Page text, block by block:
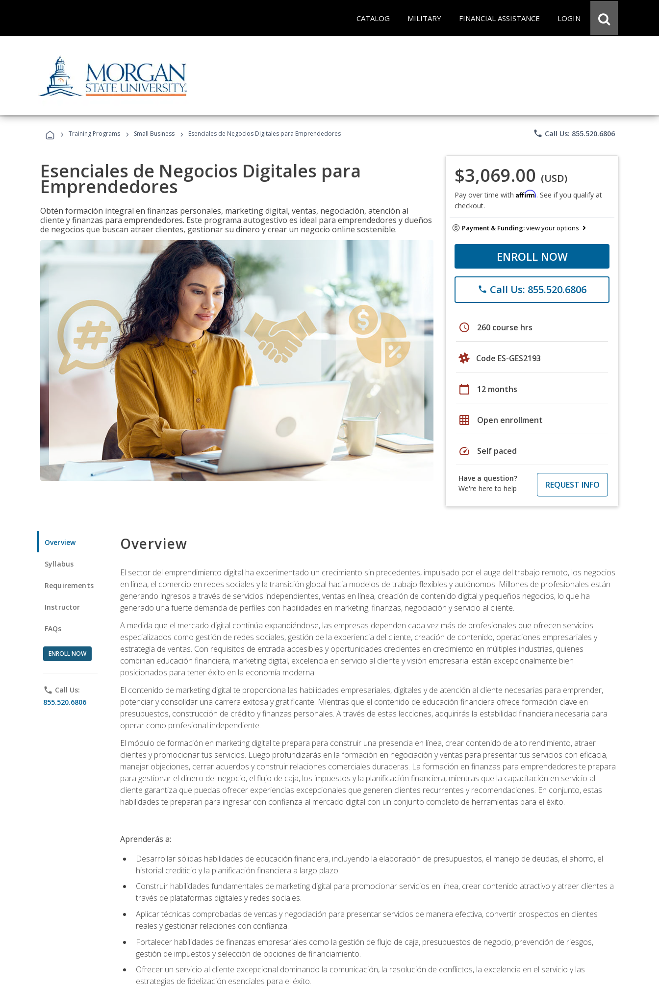
CATALOG MILITARY FINANCIAL ASSISTANCE LOGIN
› Training Programs › Small Business › Esenciales de Negocios Digitales para Emprendedores phone Call Us: 855.520.6806
Esenciales de Negocios Digitales para
Emprendedores
Obtén formación integral en finanzas personales, marketing digital, ventas, negociación, atención al
cliente y finanzas para emprendedores. Este programa autogestivo es ideal para emprendedores y dueños
de negocios que buscan atraer clientes, gestionar su dinero y crear un negocio online sostenible.
$3,069.00 (USD)
Pay over time with Affirm. See if you qualify at
checkout.
Payment & Funding:view your options
ENROLL NOW
phone Call Us: 855.520.6806
schedule 260 course hrs
Code ES-GES2193
calendar_today 12 months
grid_on Open enrollment
speed Self paced
Have a question?
We're here to help
REQUEST INFO
Overview
Syllabus
Requirements
Instructor
FAQs
ENROLL NOW
phone Call Us:
855.520.6806
Overview
El sector del emprendimiento digital ha experimentado un crecimiento sin precedentes, impulsado por el auge del trabajo remoto, los negocios
en línea, el comercio en redes sociales y la transición global hacia modelos de trabajo flexibles y autónomos. Millones de profesionales están
generando ingresos a través de servicios independientes, ventas en línea, creación de contenido digital y pequeños negocios, lo que ha
generado una fuerte demanda de perfiles con habilidades en marketing, finanzas, negociación y servicio al cliente.
A medida que el mercado digital continúa expandiéndose, las empresas dependen cada vez más de profesionales que ofrecen servicios
especializados como gestión de redes sociales, gestión de la experiencia del cliente, creación de contenido, operaciones empresariales y
estrategia de ventas. Con requisitos de entrada accesibles y oportunidades crecientes en crecimiento en múltiples industrias, quienes
combinan educación financiera, marketing digital, excelencia en servicio al cliente y visión empresarial están excepcionalmente bien
posicionados para tener éxito en la economía moderna.
El contenido de marketing digital te proporciona las habilidades empresariales, digitales y de atención al cliente necesarias para emprender,
potenciar y consolidar una carrera exitosa y gratificante. Mientras que el contenido de educación financiera ofrece formación clave en
presupuestos, construcción de crédito y finanzas personales. A través de estas lecciones, adquirirás la estabilidad financiera necesaria para
operar como profesional independiente.
El módulo de formación en marketing digital te prepara para construir una presencia en línea, crear contenido de alto rendimiento, atraer
clientes y promocionar tus servicios. Luego profundizarás en la formación en negociación y ventas para presentar tus servicios con eficacia,
manejar objeciones, cerrar acuerdos y construir relaciones comerciales duraderas. La formación en finanzas para emprendedores te prepara
para gestionar el dinero del negocio, el flujo de caja, los impuestos y la planificación financiera, mientras que la capacitación en servicio al
cliente garantiza que puedas ofrecer experiencias excepcionales que generen clientes recurrentes y recomendaciones. En conjunto, estas
habilidades te preparan para ingresar con confianza al mercado digital con un conjunto completo de herramientas para el éxito.
Aprenderás a:
Desarrollar sólidas habilidades de educación financiera, incluyendo la elaboración de presupuestos, el manejo de deudas, el ahorro, el
historial crediticio y la planificación financiera a largo plazo.
Construir habilidades fundamentales de marketing digital para promocionar servicios en línea, crear contenido atractivo y atraer clientes a
través de plataformas digitales y redes sociales.
Aplicar técnicas comprobadas de ventas y negociación para presentar servicios de manera efectiva, convertir prospectos en clientes
reales y gestionar relaciones con confianza.
Fortalecer habilidades de finanzas empresariales como la gestión de flujo de caja, presupuestos de negocio, prevención de riesgos,
gestión de impuestos y selección de opciones de financiamiento.
Ofrecer un servicio al cliente excepcional dominando la comunicación, la resolución de conflictos, la excelencia en el servicio y las
estrategias de fidelización esenciales para el éxito.